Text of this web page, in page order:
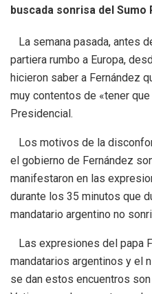
buscada sonrisa del Sumo
La semana pasada, antes
partiera rumbo a Europa,
hicieron saber a Fernández
muy contentos de «tener
Presidencial.
Los motivos de la
el gobierno de Fernández
manifestaron en las
durante los 35 minutos que
mandatario argentino no
Las expresiones del papa
mandatarios argentinos y el
se dan estos encuentros